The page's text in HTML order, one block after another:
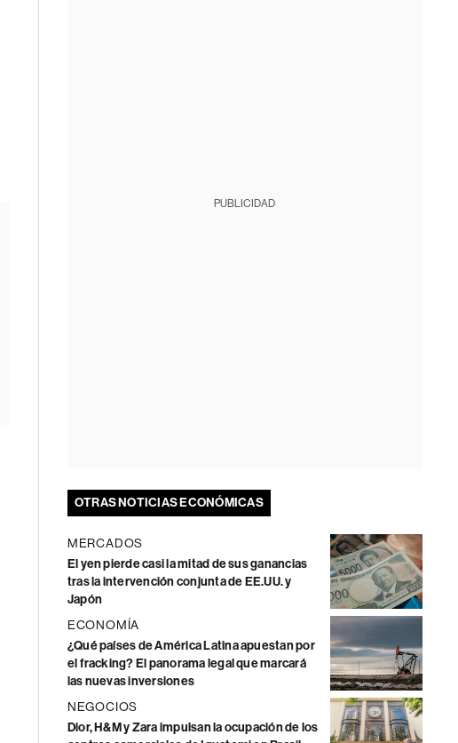
PUBLICIDAD
OTRAS NOTICIAS ECONÓMICAS
MERCADOS
El yen pierde casi la mitad de sus ganancias
tras la intervención conjunta de EE.UU. y
Japón
ECONOMÍA
¿Qué países de América Latina apuestan por
el fracking? El panorama legal que marcará
las nuevas inversiones
NEGOCIOS
Dior, H&M y Zara impulsan la ocupación de los